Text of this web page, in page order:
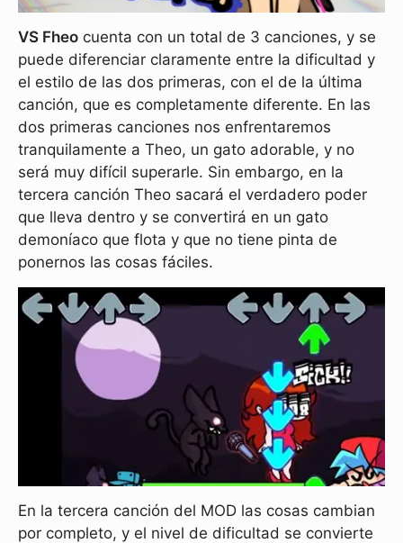
VS Fheo cuenta con un total de 3 canciones, y se
puede diferenciar claramente entre la dificultad y
el estilo de las dos primeras, con el de la última
canción, que es completamente diferente. En las
dos primeras canciones nos enfrentaremos
tranquilamente a Theo, un gato adorable, y no
será muy difícil superarle. Sin embargo, en la
tercera canción Theo sacará el verdadero poder
que lleva dentro y se convertirá en un gato
demoníaco que flota y que no tiene pinta de
ponernos las cosas fáciles.
En la tercera canción del MOD las cosas cambian
por completo, y el nivel de dificultad se convierte